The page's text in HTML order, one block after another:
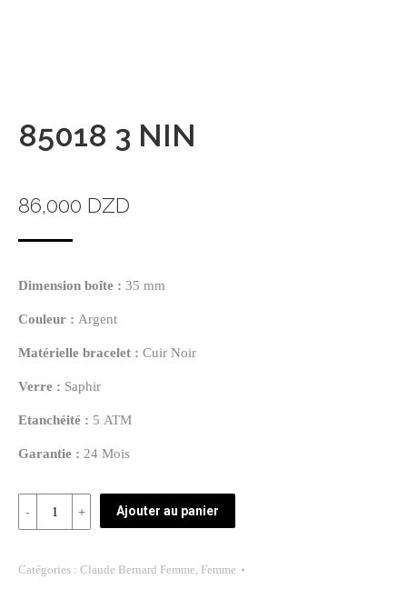
85018 3 NIN
86,000 DZD
Dimension boîte : 35 mm
Couleur : Argent
Matérielle bracelet : Cuir Noir
Verre : Saphir
Etanchéité : 5 ATM
Garantie : 24 Mois
Quantité
85018
NIN
Ajouter au panier
Catégories : Claude Bernard Femme, Femme